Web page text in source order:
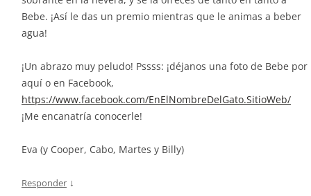
Bebe. ¡Así le das un premio mientras que le animas a beber
agua!
¡Un abrazo muy peludo! Pssss: ¡déjanos una foto de Bebe por
aquí o en Facebook,
https://www.facebook.com/EnElNombreDelGato.SitioWeb/
¡Me encanatría conocerle!
Eva (y Cooper, Cabo, Martes y Billy)
Responder ↓